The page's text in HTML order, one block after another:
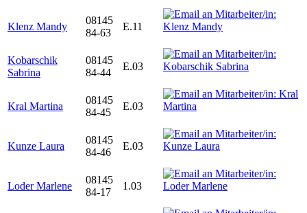
Klenz Mandy
08145
84-63
E.11
Kobarschik
Sabrina
08145
84-44
E.03
Kral Martina
08145
84-45
E.03
Kunze Laura
08145
84-46
E.03
Loder Marlene
08145
84-17
1.03